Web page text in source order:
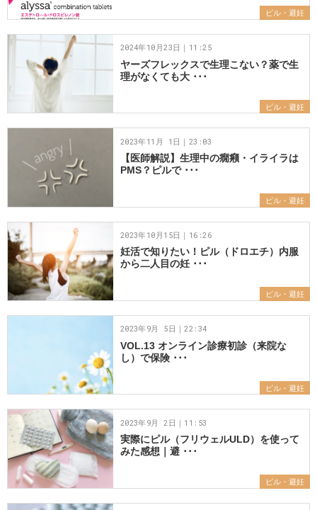
ピル・避妊
ピル・避妊
ヤーズフレックスで生理こない？薬で生
理がなくても大 ･･･
2024年10月23日｜11:25
ピル・避妊
【医師解説】生理中の癇癪・イライラは
PMS？ピルで ･･･
2023年11月 1日｜23:03
ピル・避妊
妊活で知りたい！ピル（ドロエチ）内服
から二人目の妊 ･･･
2023年10月15日｜16:26
ピル・避妊
VOL.13 オンライン診療初診（来院な
し）で保険 ･･･
2023年9月 5日｜22:34
ピル・避妊
実際にピル（フリウェルULD）を使って
みた感想｜避 ･･･
2023年9月 2日｜11:53